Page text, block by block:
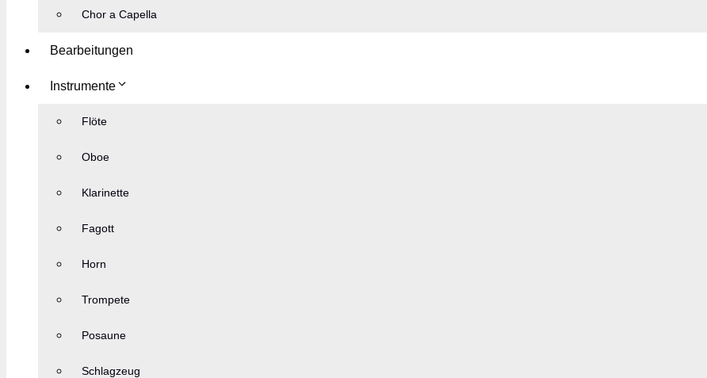
Chor a Capella
Bearbeitungen
Instrumente
Flöte
Oboe
Klarinette
Fagott
Horn
Trompete
Posaune
Schlagzeug